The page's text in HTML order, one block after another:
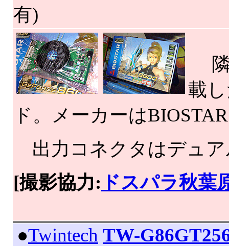
有)
隣
載
ド。メーカーは
出力コネクタはデュ
[撮影協力: ドスパラ秋葉
●Twintech TW-